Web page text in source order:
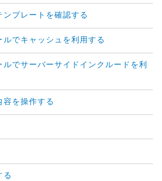
プレートを確認する
ルでキャッシュを利用する
でサーバーサイドインクルードを利
容を操作する
る